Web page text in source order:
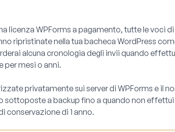
licenza WPForms a pagamento, tutte le voci
ripristinate nella tua bacheca WordPress
alcuna cronologia degli invii quando
per mesi o anni.
privatamente sui server di WPForms e il
sottoposte a backup fino a quando non
conservazione di 1 anno.